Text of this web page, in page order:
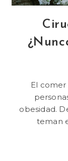
El
obesidad.
teman